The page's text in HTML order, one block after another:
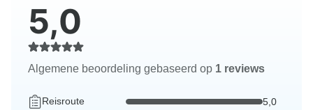
5,0
Algemene beoordeling gebaseerd op 1 reviews
Reisroute 5,0